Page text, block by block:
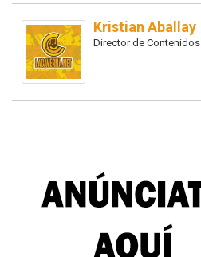
Kristian Aballay
Director de Contenidos